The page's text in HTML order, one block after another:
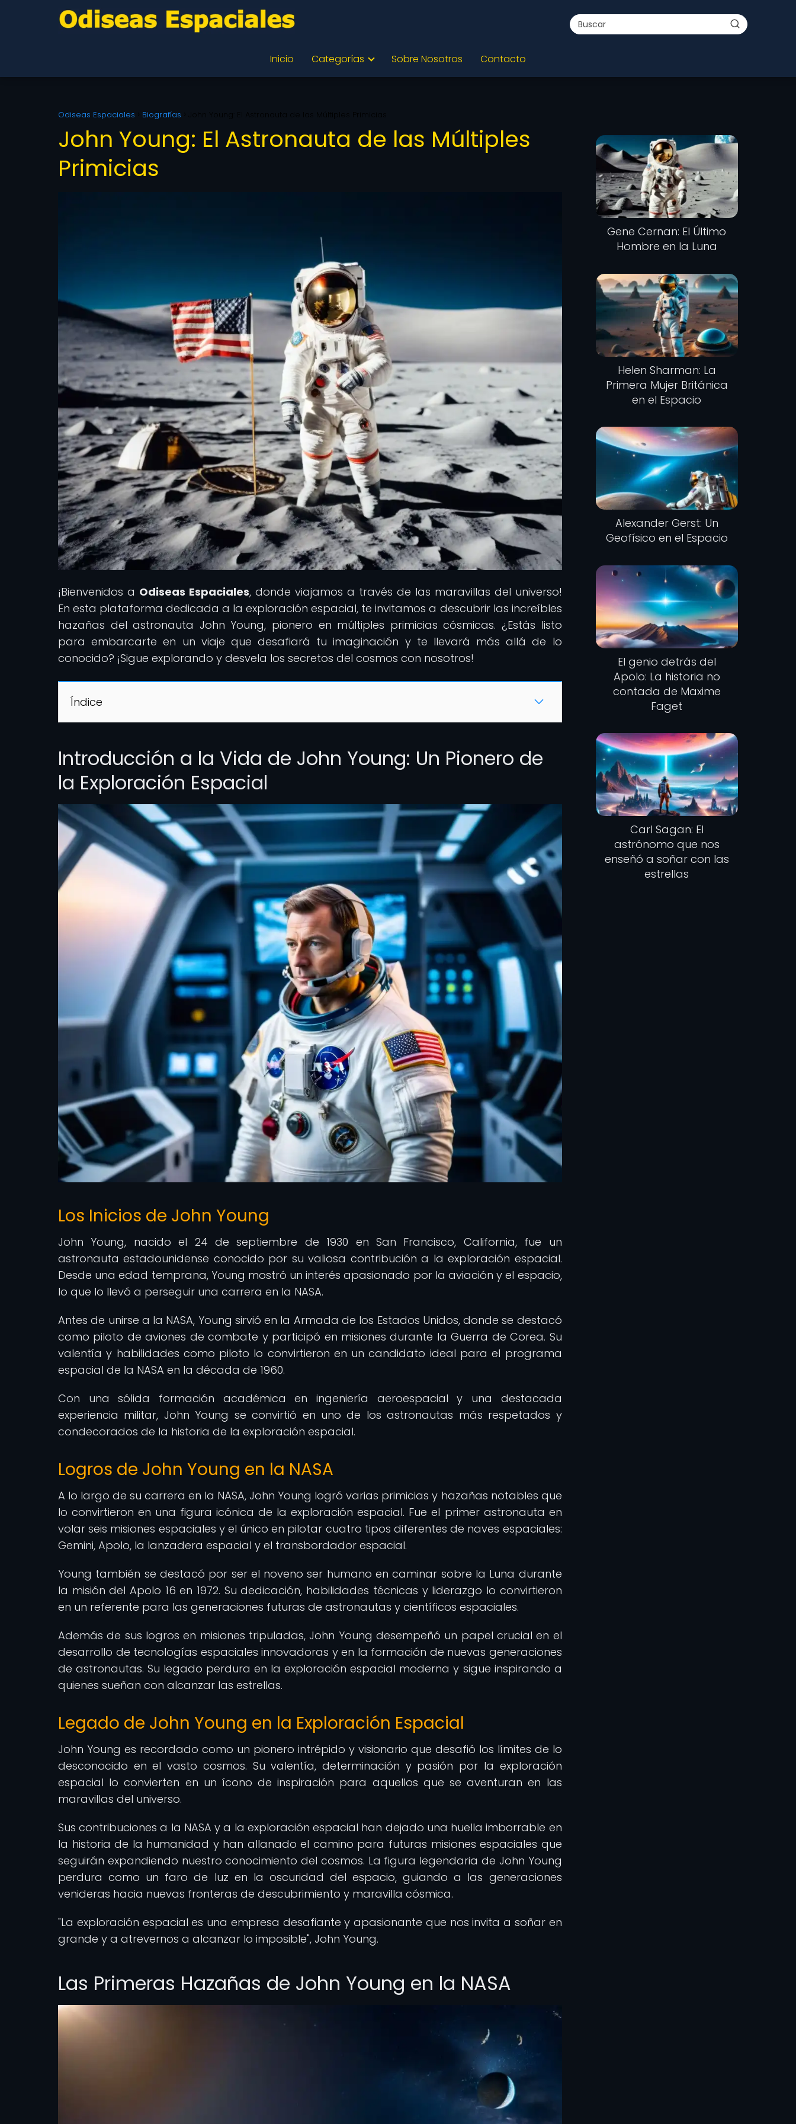
Inicio Categorías Sobre Nosotros Contacto
Odiseas Espaciales Biografías
John Young: El Astronauta de las Múltiples
Primicias
¡Bienvenidos a Odiseas Espaciales, donde viajamos a través de las maravillas del universo!
En esta plataforma dedicada a la exploración espacial, te invitamos a descubrir las increíbles
hazañas del astronauta John Young, pionero en múltiples primicias cósmicas. ¿Estás listo
para embarcarte en un viaje que desafiará tu imaginación y te llevará más allá de lo
conocido? ¡Sigue explorando y desvela los secretos del cosmos con nosotros!
Índice
Introducción a la Vida de John Young: Un Pionero de
la Exploración Espacial
Los Inicios de John Young
John Young, nacido el 24 de septiembre de 1930 en San Francisco, California, fue un
astronauta estadounidense conocido por su valiosa contribución a la exploración espacial.
Desde una edad temprana, Young mostró un interés apasionado por la aviación y el espacio,
lo que lo llevó a perseguir una carrera en la NASA.
Antes de unirse a la NASA, Young sirvió en la Armada de los Estados Unidos, donde se destacó
como piloto de aviones de combate y participó en misiones durante la Guerra de Corea. Su
valentía y habilidades como piloto lo convirtieron en un candidato ideal para el programa
espacial de la NASA en la década de 1960.
Con una sólida formación académica en ingeniería aeroespacial y una destacada
experiencia militar, John Young se convirtió en uno de los astronautas más respetados y
condecorados de la historia de la exploración espacial.
Logros de John Young en la NASA
A lo largo de su carrera en la NASA, John Young logró varias primicias y hazañas notables que
lo convirtieron en una figura icónica de la exploración espacial. Fue el primer astronauta en
volar seis misiones espaciales y el único en pilotar cuatro tipos diferentes de naves espaciales:
Gemini, Apolo, la lanzadera espacial y el transbordador espacial.
Young también se destacó por ser el noveno ser humano en caminar sobre la Luna durante
la misión del Apolo 16 en 1972. Su dedicación, habilidades técnicas y liderazgo lo convirtieron
en un referente para las generaciones futuras de astronautas y científicos espaciales.
Además de sus logros en misiones tripuladas, John Young desempeñó un papel crucial en el
desarrollo de tecnologías espaciales innovadoras y en la formación de nuevas generaciones
de astronautas. Su legado perdura en la exploración espacial moderna y sigue inspirando a
quienes sueñan con alcanzar las estrellas.
Legado de John Young en la Exploración Espacial
John Young es recordado como un pionero intrépido y visionario que desafió los límites de lo
desconocido en el vasto cosmos. Su valentía, determinación y pasión por la exploración
espacial lo convierten en un ícono de inspiración para aquellos que se aventuran en las
maravillas del universo.
Sus contribuciones a la NASA y a la exploración espacial han dejado una huella imborrable en
la historia de la humanidad y han allanado el camino para futuras misiones espaciales que
seguirán expandiendo nuestro conocimiento del cosmos. La figura legendaria de John Young
perdura como un faro de luz en la oscuridad del espacio, guiando a las generaciones
venideras hacia nuevas fronteras de descubrimiento y maravilla cósmica.
"La exploración espacial es una empresa desafiante y apasionante que nos invita a soñar en
grande y a atrevernos a alcanzar lo imposible", John Young.
Las Primeras Hazañas de John Young en la NASA
Gene Cernan: El Último
Hombre en la Luna
Helen Sharman: La
Primera Mujer Británica
en el Espacio
Alexander Gerst: Un
Geofísico en el Espacio
El genio detrás del
Apolo: La historia no
contada de Maxime
Faget
Carl Sagan: El
astrónomo que nos
enseñó a soñar con las
estrellas